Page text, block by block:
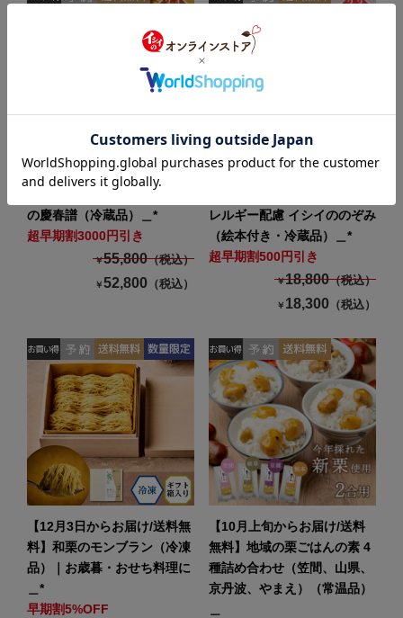
【おせち料理 2027/送料無
料/12月31日お届け】イシイ
の慶春譜（冷蔵品）＿*
超早期割3000円引き
￥55,800（税込）
￥52,800 （税込）
【おせち料理 2027/送料無
レルギー配慮 イシイののぞみ
（絵本付き・冷蔵品）＿*
超早期割500円引き
￥18,800（税込）
￥ 18,300 （税込）
【12月3日からお届け/送料無
料】和栗のモンブラン（冷凍
品）｜お歳暮・おせち料理に
＿*
早期割5%OFF
【10月上旬からお届け/送料
無料】地域の栗ごはんの素 4
種詰め合わせ（笠間、山県、
京丹波、やまえ）（常温品）